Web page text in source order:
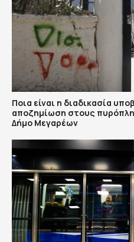
Ποια είναι η διαδικασία
αποζημίωση στους
Δήμο Μεγαρέων